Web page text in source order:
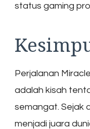
status gaming
Perjalanan
adalah kisah
semangat. Sejak
menjadi juara